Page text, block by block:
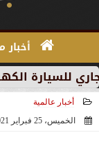
أخبار
”آي 3” في
أخبار عالمية
الخميس، 25 فبراير 2021